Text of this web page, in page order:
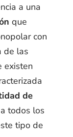
a una
que
con
de las
existen
de
todos los
tipo de